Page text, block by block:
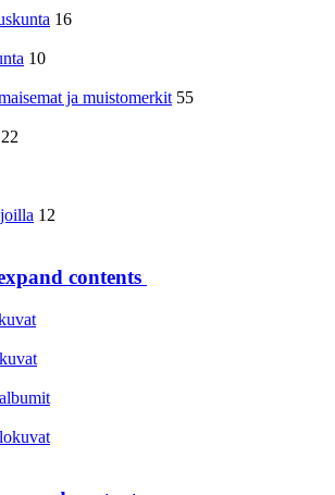
16
10
ja muistomerkit 55
22
12
contents